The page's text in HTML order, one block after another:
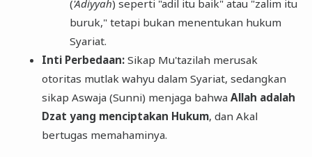
('Adiyyah) seperti "adil itu baik" atau "zalim itu
buruk," tetapi bukan menentukan hukum
Syariat.
Inti Perbedaan:Sikap Mu'tazilah merusak
otoritas mutlak wahyu dalam Syariat, sedangkan
sikap Aswaja (Sunni) menjaga bahwa Allah adalah
Dzat yang menciptakan Hukum, dan Akal
bertugas memahaminya.